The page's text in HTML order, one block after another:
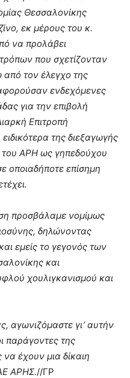
Θεσσαλονίκης
εκ μέρους του κ.
να προλάβει
που σχετίζονταν
τον έλεγχο της
ενδεχόμενες
για την επιβολή
Επιτροπή
της διεξαγωγής
ΑΡΗ ως γηπεδούχου
οποιαδήποτε επίσημη
προσβάλαμε νομίμως
δηλώνοντας
εμείς το γεγονός των
και
χουλιγκανισμού και
αγωνιζόμαστε γι’ αυτήν
παράγοντες της
έχουν μια δίκαιη
ΑΡΗΣ.//ΓΡ